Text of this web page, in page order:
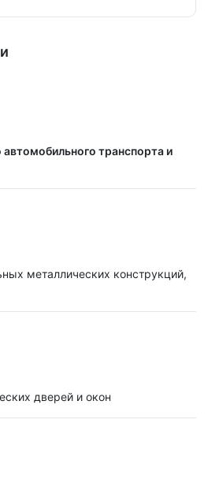
автомобильного транспорта и
металлических конструкций,
дверей и окон